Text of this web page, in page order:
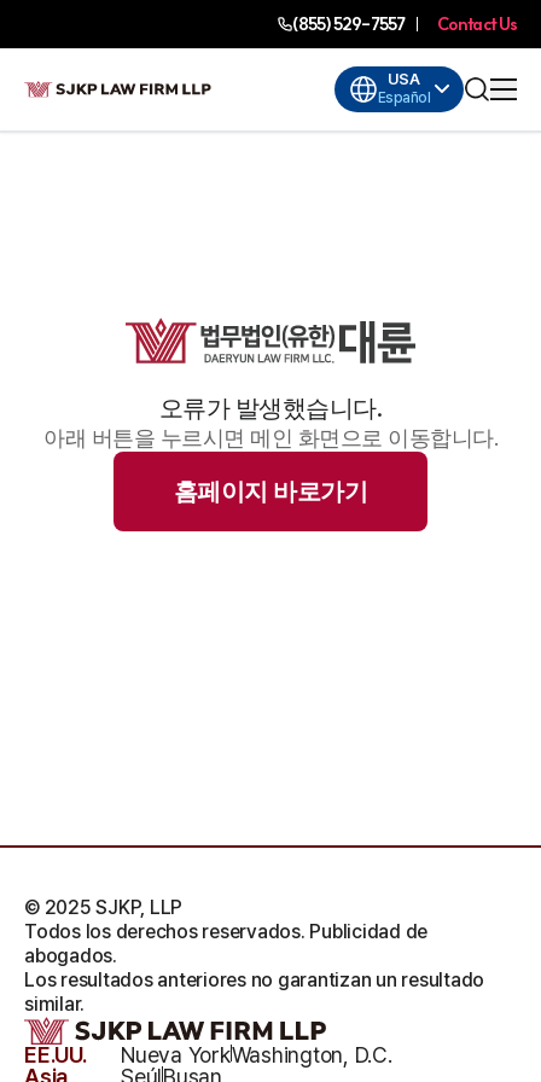
(855) 529-7557 Contact Us
USA
Español
오류가 발생했습니다.
아래 버튼을 누르시면 메인 화면으로 이동합니다.
홈페이지 바로가기
EE.UU. Nueva YorkWashington, D.C.
© 2025 SJKP, LLP
Todos los derechos reservados. Publicidad de
abogados.
Los resultados anteriores no garantizan un resultado
similar.